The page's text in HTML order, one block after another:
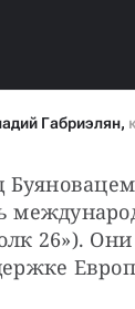
Габриэлян,
26»).